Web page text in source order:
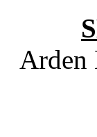
Arden